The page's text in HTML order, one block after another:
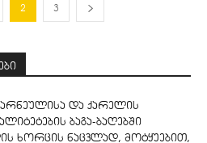
2 3
და ქარელის
ბაგა-ბაღებში
ხორცის ნაცვლად, მოტყუებით,